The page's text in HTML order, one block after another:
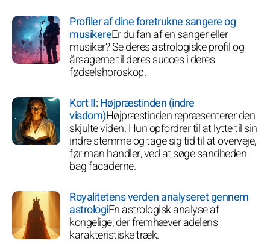
Profiler af dine foretrukne sangere og
musikereEr du fan af en sanger eller
musiker? Se deres astrologiske profil og
årsagerne til deres succes i deres
fødselshoroskop.
Kort II: Højpræstinden (indre
visdom)Højpræstinden repræsenterer den
skjulte viden. Hun opfordrer til at lytte til sin
indre stemme og tage sig tid til at overveje,
før man handler, ved at søge sandheden
bag facaderne.
Royalitetens verden analyseret gennem
astrologiEn astrologisk analyse af
kongelige, der fremhæver adelens
karakteristiske træk.